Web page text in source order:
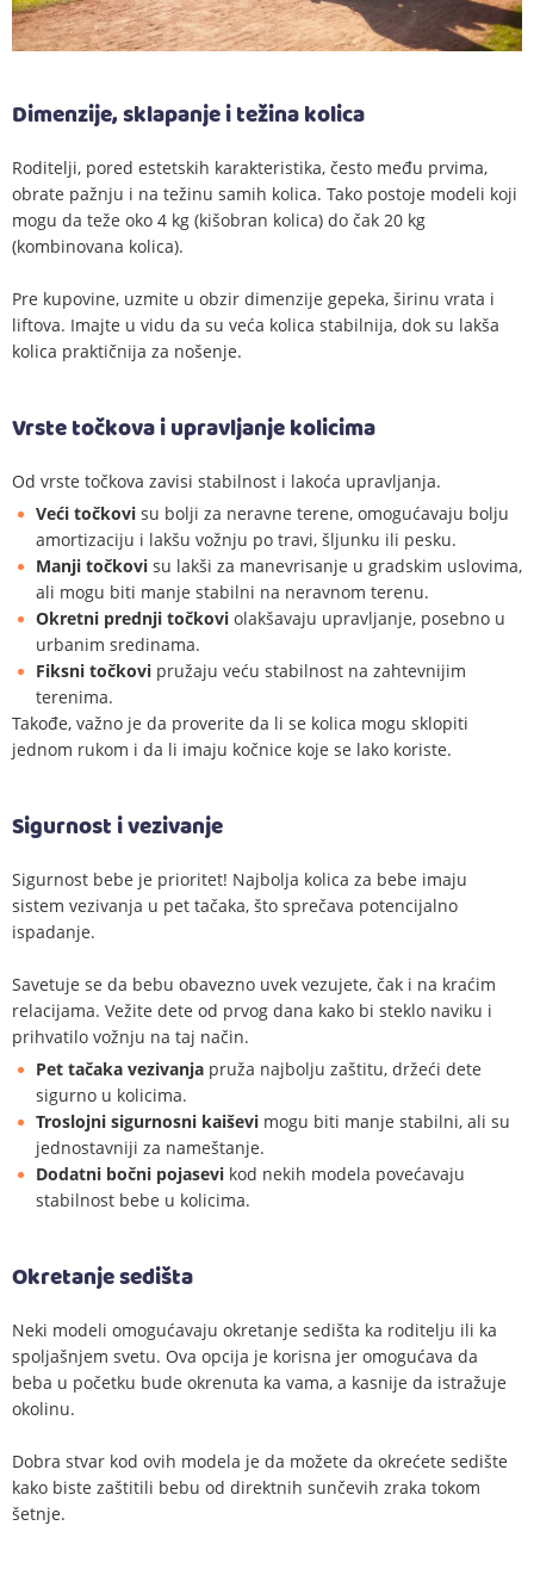
Dimenzije, sklapanje i težina kolica
Roditelji, pored estetskih karakteristika, često među prvima,
obrate pažnju i na težinu samih kolica. Tako postoje modeli koji
mogu da teže oko 4 kg (kišobran kolica) do čak 20 kg
(kombinovana kolica).
Pre kupovine, uzmite u obzir dimenzije gepeka, širinu vrata i
liftova. Imajte u vidu da su veća kolica stabilnija, dok su lakša
kolica praktičnija za nošenje.
Vrste točkova i upravljanje kolicima
Od vrste točkova zavisi stabilnost i lakoća upravljanja.
Veći točkovi su bolji za neravne terene, omogućavaju bolju
amortizaciju i lakšu vožnju po travi, šljunku ili pesku.
Manji točkovi su lakši za manevrisanje u gradskim uslovima,
ali mogu biti manje stabilni na neravnom terenu.
Okretni prednji točkovi olakšavaju upravljanje, posebno u
urbanim sredinama.
Fiksni točkovi pružaju veću stabilnost na zahtevnijim
terenima.
Takođe, važno je da proverite da li se kolica mogu sklopiti
jednom rukom i da li imaju kočnice koje se lako koriste.
Sigurnost i vezivanje
Sigurnost bebe je prioritet! Najbolja kolica za bebe imaju
sistem vezivanja u pet tačaka, što sprečava potencijalno
ispadanje.
Savetuje se da bebu obavezno uvek vezujete, čak i na kraćim
relacijama. Vežite dete od prvog dana kako bi steklo naviku i
prihvatilo vožnju na taj način.
Pet tačaka vezivanja pruža najbolju zaštitu, držeći dete
sigurno u kolicima.
Troslojni sigurnosni kaiševi mogu biti manje stabilni, ali su
jednostavniji za nameštanje.
Dodatni bočni pojasevi kod nekih modela povećavaju
stabilnost bebe u kolicima.
Okretanje sedišta
Neki modeli omogućavaju okretanje sedišta ka roditelju ili ka
spoljašnjem svetu. Ova opcija je korisna jer omogućava da
beba u početku bude okrenuta ka vama, a kasnije da istražuje
okolinu.
Dobra stvar kod ovih modela je da možete da okrećete sedište
kako biste zaštitili bebu od direktnih sunčevih zraka tokom
šetnje.